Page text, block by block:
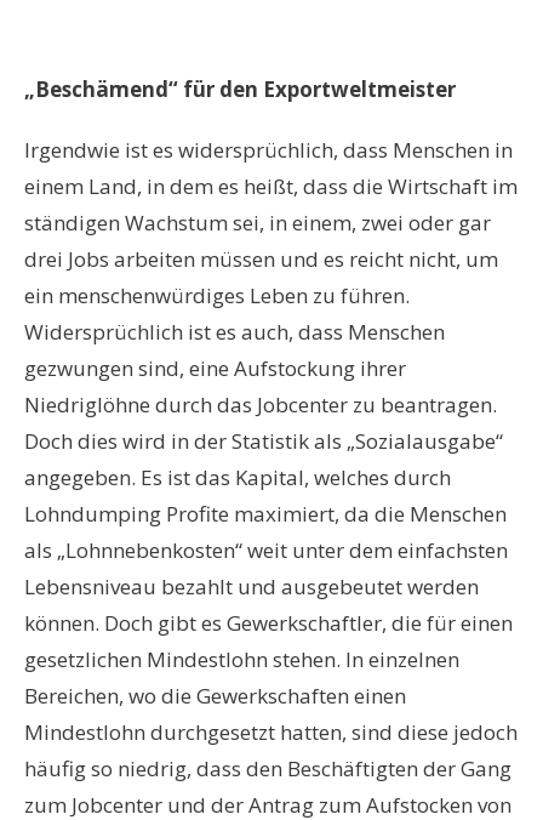
„Beschämend“ für den Exportweltmeister
Irgendwie ist es widersprüchlich, dass Menschen in
einem Land, in dem es heißt, dass die Wirtschaft im
ständigen Wachstum sei, in einem, zwei oder gar
drei Jobs arbeiten müssen und es reicht nicht, um
ein menschenwürdiges Leben zu führen.
Widersprüchlich ist es auch, dass Menschen
gezwungen sind, eine Aufstockung ihrer
Niedriglöhne durch das Jobcenter zu beantragen.
Doch dies wird in der Statistik als „Sozialausgabe“
angegeben. Es ist das Kapital, welches durch
Lohndumping Profite maximiert, da die Menschen
als „Lohnnebenkosten“ weit unter dem einfachsten
Lebensniveau bezahlt und ausgebeutet werden
können. Doch gibt es Gewerkschaftler, die für einen
gesetzlichen Mindestlohn stehen. In einzelnen
Bereichen, wo die Gewerkschaften einen
Mindestlohn durchgesetzt hatten, sind diese jedoch
häufig so niedrig, dass den Beschäftigten der Gang
zum Jobcenter und der Antrag zum Aufstocken von